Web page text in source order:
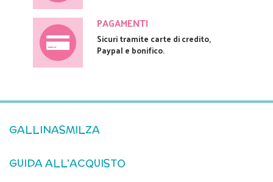
PAGAMENTI
Sicuri tramite carte di credito,
Paypal e bonifico.
GALLINASMILZA
GUIDA ALL'ACQUISTO